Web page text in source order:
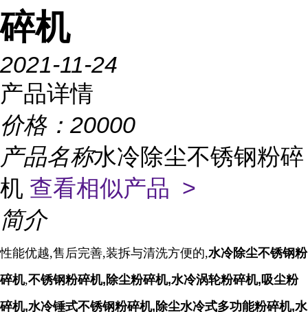
碎机
2021-11-24
产品详情
价格： 20000
产品名称水冷除尘不锈钢粉碎
机 查看相似产品 >
简介
性能优越,售后完善,装拆与清洗方便的,水冷除尘不锈钢粉
碎机,不锈钢粉碎机,除尘粉碎机,水冷涡轮粉碎机,吸尘粉
碎机,水冷锤式不锈钢粉碎机,除尘水冷式多功能粉碎机,水